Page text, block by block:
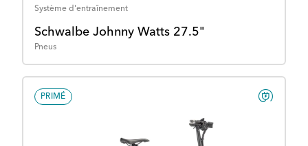
Système d'entraînement
Schwalbe Johnny Watts 27.5"
Pneus
PRIMÉ